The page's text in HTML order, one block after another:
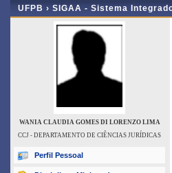
UFPB › SIGAA - Sistema
WANIA CLAUDIA GOMES DI LORENZO LIMA
CCJ - DEPARTAMENTO DE CIÊNCIAS JURÍDICAS
Perfil Pessoal